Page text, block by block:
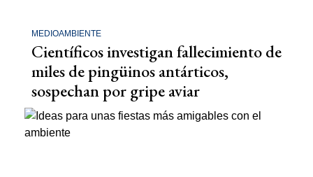
MEDIOAMBIENTE
Científicos investigan fallecimiento de
miles de pingüinos antárticos,
sospechan por gripe aviar